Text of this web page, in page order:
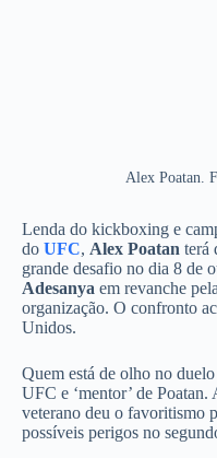
Alex Poatan.
Lenda do kickboxing e
do UFC, Alex Poatan terá
grande desafio no dia 8 de
Adesanya em revanche
organização. O confronto
Unidos.
Quem está de olho no duelo
UFC e ‘mentor’ de
veterano deu o favoritismo
possíveis perigos no